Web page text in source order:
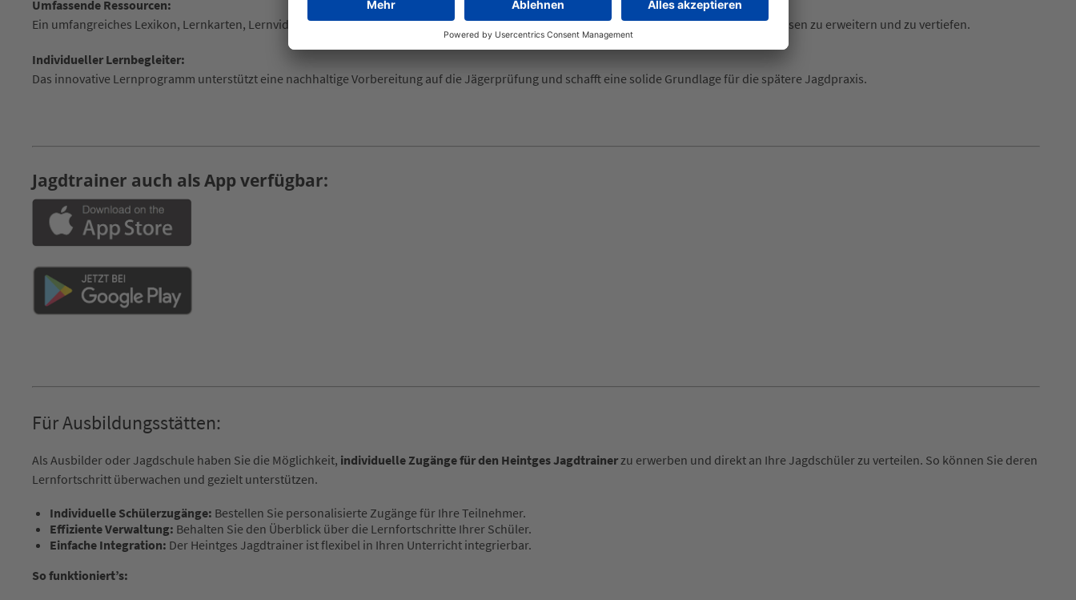
Umfassende Ressourcen:
Ein umfangreiches Lexikon, Lernkarten, Lernvideos zu verschiedenen Fachgebieten sowie interaktive Elemente stehen zur Verfügung, um Wissen zu erweitern und zu vertiefen.
Individueller Lernbegleiter:
Das innovative Lernprogramm unterstützt eine nachhaltige Vorbereitung auf die Jägerprüfung und schafft eine solide Grundlage für die spätere Jagdpraxis.
Jagdtrainer auch als App verfügbar:
Für Ausbildungsstätten:
Als Ausbilder oder Jagdschule haben Sie die Möglichkeit, individuelle Zugänge für den Heintges Jagdtrainerzu erwerben und direkt an Ihre Jagdschüler zu verteilen. So können Sie deren
Lernfortschritt überwachen und gezielt unterstützen.
Individuelle Schülerzugänge: Bestellen Sie personalisierte Zugänge für Ihre Teilnehmer.
Effiziente Verwaltung: Behalten Sie den Überblick über die Lernfortschritte Ihrer Schüler.
Einfache Integration: Der Heintges Jagdtrainer ist flexibel in Ihren Unterricht integrierbar.
So funktioniert’s: